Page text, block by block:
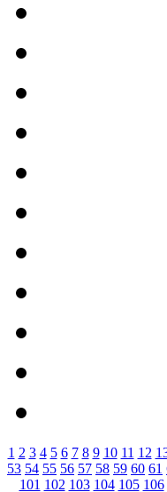
1 2 3 4 5 6 7 8 9 10 11 12
53 54 55 56 57 58 59 60 61
101 102 103 104 105 106